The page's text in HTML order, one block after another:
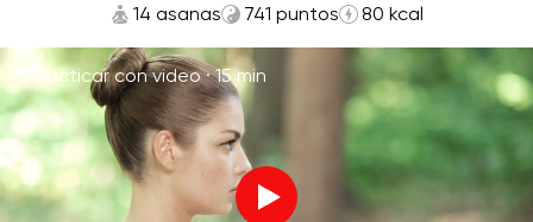
14 asanas 741 puntos 80 kcal
Practicar con video ·15 min